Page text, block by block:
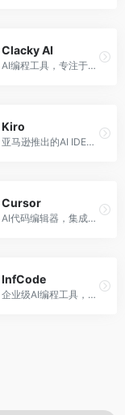
Clacky AI
AI编程工具，专注于代码智能生成与优化。面向开发者，提供代码生成、代码重构、错误修复等服务，编程效率高。
Kiro
亚马逊推出的AI IDE，深度整合AWS云服务。面向AWS开发者，提供代码生成、云服务集成、部署自动化等服务，与AWS生态无缝衔接。
Cursor
AI代码编辑器，集成GPT-4模型，专注于智能编程辅助。面向开发者，提供代码生成、代码解释、错误修复等服务，编程体验流畅，开发效率高。
InfCode
企业级AI编程工具，专注于团队协作开发。面向企业开发团队，提供代码生成、代码审查、团队协作等服务，企业级功能完善。